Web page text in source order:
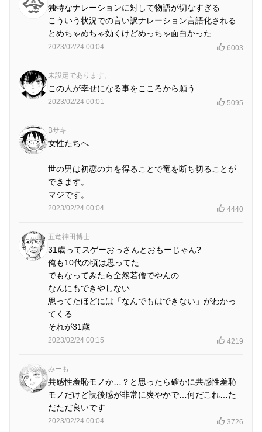
独特なナレーションに対して物語が切なすぎる
こういう状況での言い訳ナレーション言語化される
とめちゃめちゃ効くけどめっちゃ面白かった
2023/02/24 00:04 6003
未設定であります。
この人が幸せになる事をこころから願う
2023/02/24 00:01 5095
Bサキ
女性たちへ
世の男は初恋の力を得ることで竜を断ち切ることが
できます。
マジです。
2023/02/24 00:04 4440
五竜神田博士
31歳ってスゲーおっさんとおもーじゃん?
俺も10代の頃は思ってた
でもなってみたら全然若僧でやんの
なんにもできやしない
思ってたほどには「なんでもはできない」がわかっ
てくる
それが31歳
2023/02/24 00:15 4219
みーも
共感性羞恥モノか…？と思ったら確かに共感性羞恥
モノだけど読後感が非常に爽やかで…何だこれ…た
だただ良いです
2023/02/24 00:04 3726